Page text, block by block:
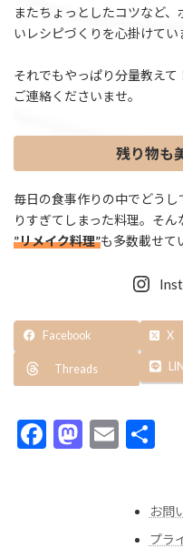
またちょっとしたコツなど
いレシピづくりを心掛けてい
それでもやっぱり分量教え
ご連絡くださいませ。
残り物も
毎日の食事作りの中でどうし
りすぎてしまった料理。そん
”リメイク料理”も多数載せて
Facebook X
Threads
F
M E
お問
プラ